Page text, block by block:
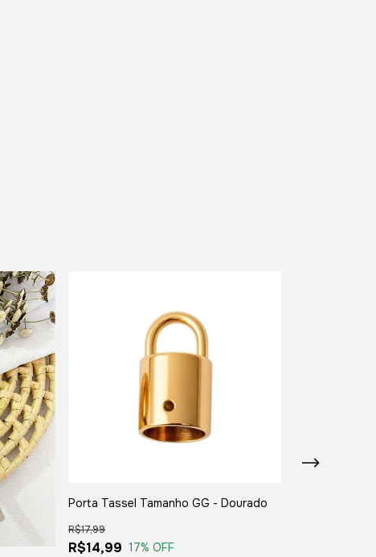
Porta Tassel Tamanho GG - Dourado
R$14,99
R$17,99
17% OFF